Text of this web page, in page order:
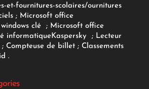
et-fournitures-scolaires/ournitures
; Microsoft office
clé; Microsoft office
informatiqueKaspersky ; Lecteur
; Compteuse de billet; Classements
.